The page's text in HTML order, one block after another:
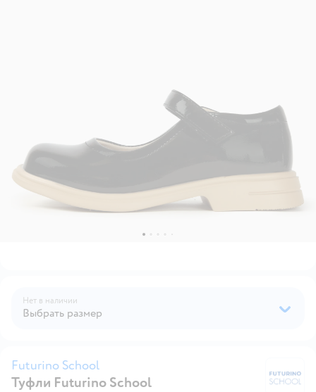
Нет в наличии
Выбрать размер
Futurino School
Туфли Futurino School